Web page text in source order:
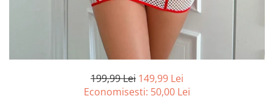
199,99 Lei 149,99 Lei
Economisesti: 50,00 Lei